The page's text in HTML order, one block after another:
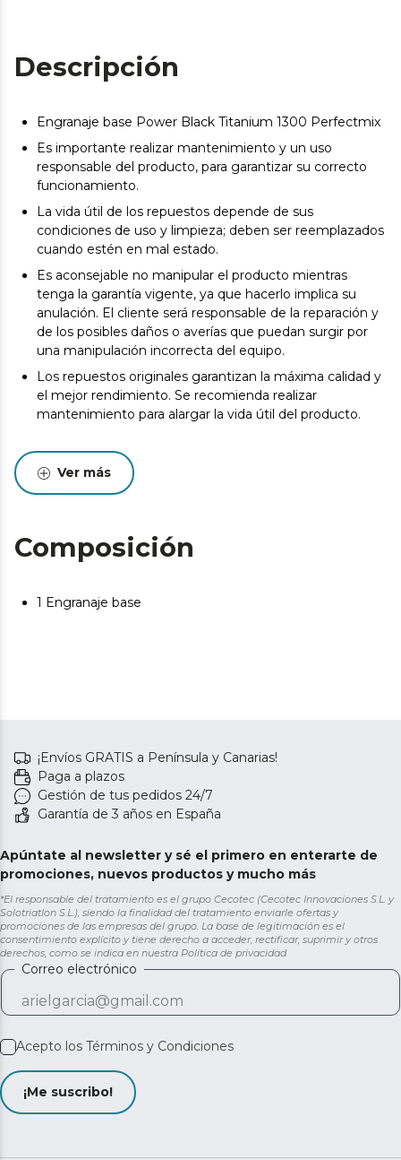
Descripción
Engranaje base Power Black Titanium 1300 Perfectmix
Es importante realizar mantenimiento y un uso
responsable del producto, para garantizar su correcto
funcionamiento.
La vida útil de los repuestos depende de sus
condiciones de uso y limpieza; deben ser reemplazados
cuando estén en mal estado.
Es aconsejable no manipular el producto mientras
tenga la garantía vigente, ya que hacerlo implica su
anulación. El cliente será responsable de la reparación y
de los posibles daños o averías que puedan surgir por
una manipulación incorrecta del equipo.
Los repuestos originales garantizan la máxima calidad y
el mejor rendimiento. Se recomienda realizar
mantenimiento para alargar la vida útil del producto.
Ver más
Composición
1 Engranaje base
¡Envíos GRATIS a Península y Canarias!
Paga a plazos
Gestión de tus pedidos 24/7
Garantía de 3 años en España
Apúntate al newsletter y sé el primero en enterarte de
promociones, nuevos productos y mucho más
*El responsable del tratamiento es el grupo Cecotec (Cecotec Innovaciones S.L. y
Solotriatlon S.L.), siendo la finalidad del tratamiento enviarle ofertas y
promociones de las empresas del grupo. La base de legitimación es el
consentimiento explícito y tiene derecho a acceder, rectificar, suprimir y otros
derechos, como se indica en nuestra Política de privacidad
Correo electrónico
Acepto los Términos y Condiciones
¡Me suscribo!